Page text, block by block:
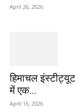
April 26, 2026
हिमाचल
में एक...
April 16, 2026